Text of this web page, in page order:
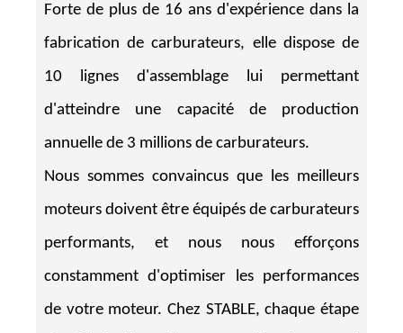
Forte de plus de 16 ans d'expérience dans la
fabrication de carburateurs, elle dispose de
10 lignes d'assemblage lui permettant
d'atteindre une capacité de production
annuelle de 3 millions de carburateurs.
Nous sommes convaincus que les meilleurs
moteurs doivent être équipés de carburateurs
performants, et nous nous efforçons
constamment d'optimiser les performances
de votre moteur. Chez STABLE, chaque étape